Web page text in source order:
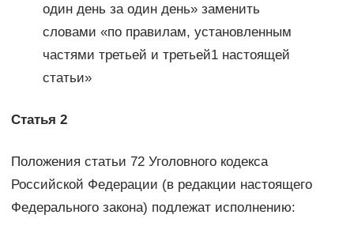
один день за один день» заменить
словами «по правилам, установленным
частями третьей и третьей1 настоящей
статьи»
Статья 2
Положения статьи 72 Уголовного кодекса
Российской Федерации (в редакции настоящего
Федерального закона) подлежат исполнению: